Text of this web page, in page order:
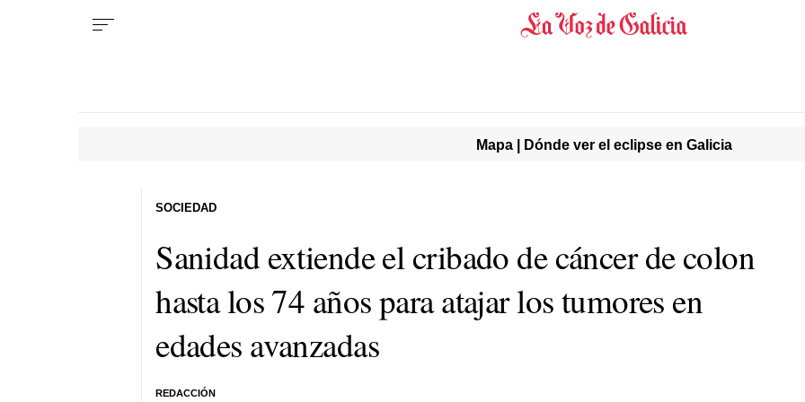
Mapa | Dónde ver el eclipse en Galicia
Sanidad extiende el cribado de cáncer de colon
hasta los 74 años para atajar los tumores en
edades avanzadas
REDACCIÓN
SOCIEDAD